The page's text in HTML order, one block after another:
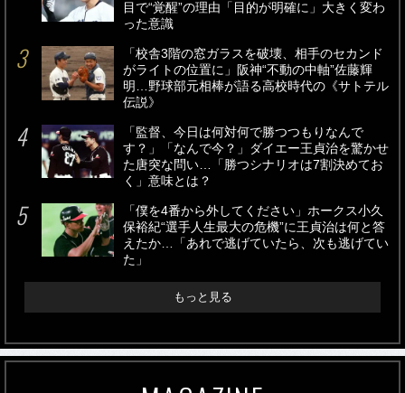
目で“覚醒”の理由「目的が明確に」大きく変わ
った意識
「校舎3階の窓ガラスを破壊、相手のセカンド
がライトの位置に」阪神“不動の中軸”佐藤輝
明…野球部元相棒が語る高校時代の《サトテル
伝説》
「監督、今日は何対何で勝つつもりなんで
す？」「なんで今？」ダイエー王貞治を驚かせ
た唐突な問い…「勝つシナリオは7割決めてお
く」意味とは？
「僕を4番から外してください」ホークス小久
保裕紀“選手人生最大の危機”に王貞治は何と答
えたか…「あれで逃げていたら、次も逃げてい
た」
もっと見る